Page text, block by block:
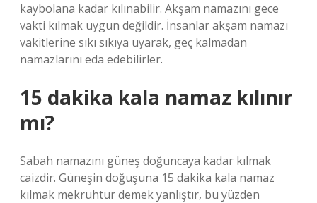
kaybolana kadar kılınabilir. Akşam namazını gece
vakti kılmak uygun değildir. İnsanlar akşam namazı
vakitlerine sıkı sıkıya uyarak, geç kalmadan
namazlarını eda edebilirler.
15 dakika kala namaz kılınır
mı?
Sabah namazını güneş doğuncaya kadar kılmak
caizdir. Güneşin doğuşuna 15 dakika kala namaz
kılmak mekruhtur demek yanlıştır, bu yüzden